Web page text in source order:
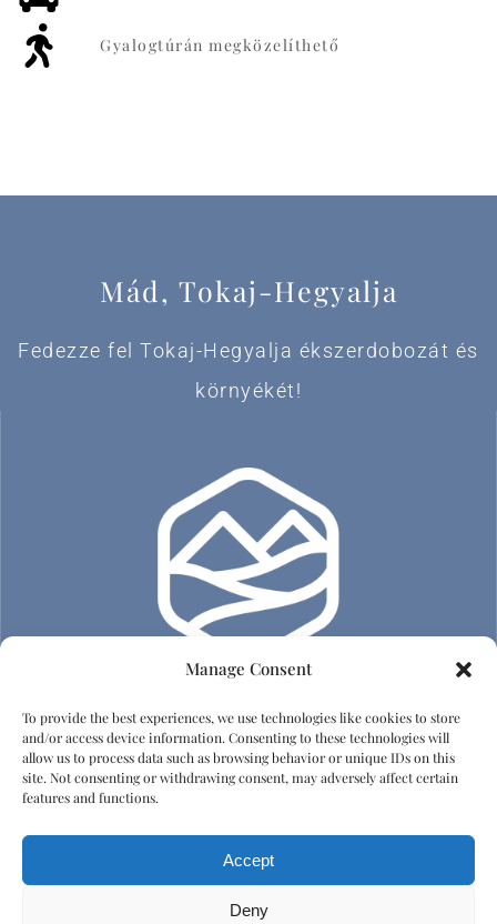
Manage Consent
To provide the best experiences, we use technologies like cookies to store
and/or access device information. Consenting to these technologies will
allow us to process data such as browsing behavior or unique IDs on this
site. Not consenting or withdrawing consent, may adversely affect certain
features and functions.
Accept
Deny
Gyalogtúrán megközelíthető
Mád, Tokaj-Hegyalja
Fedezze fel Tokaj-Hegyalja ékszerdobozát és
környékét!
Adatvédelem
Impresszum